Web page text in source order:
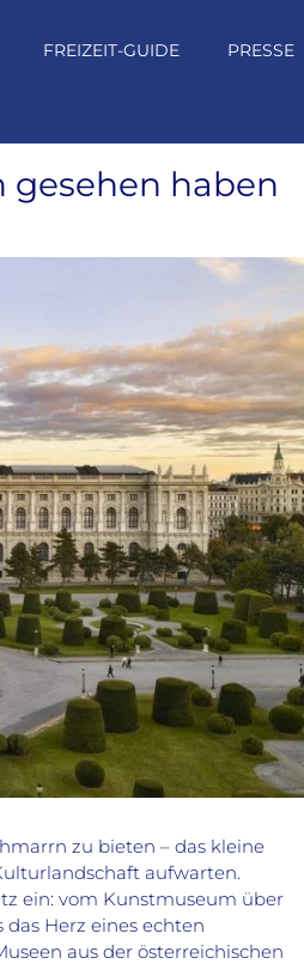
FREIZEIT-GUIDE PRESSE
gesehen haben
zu bieten – das kleine
aufwarten.
ein: vom Kunstmuseum über
Herz eines echten
aus der österreichischen